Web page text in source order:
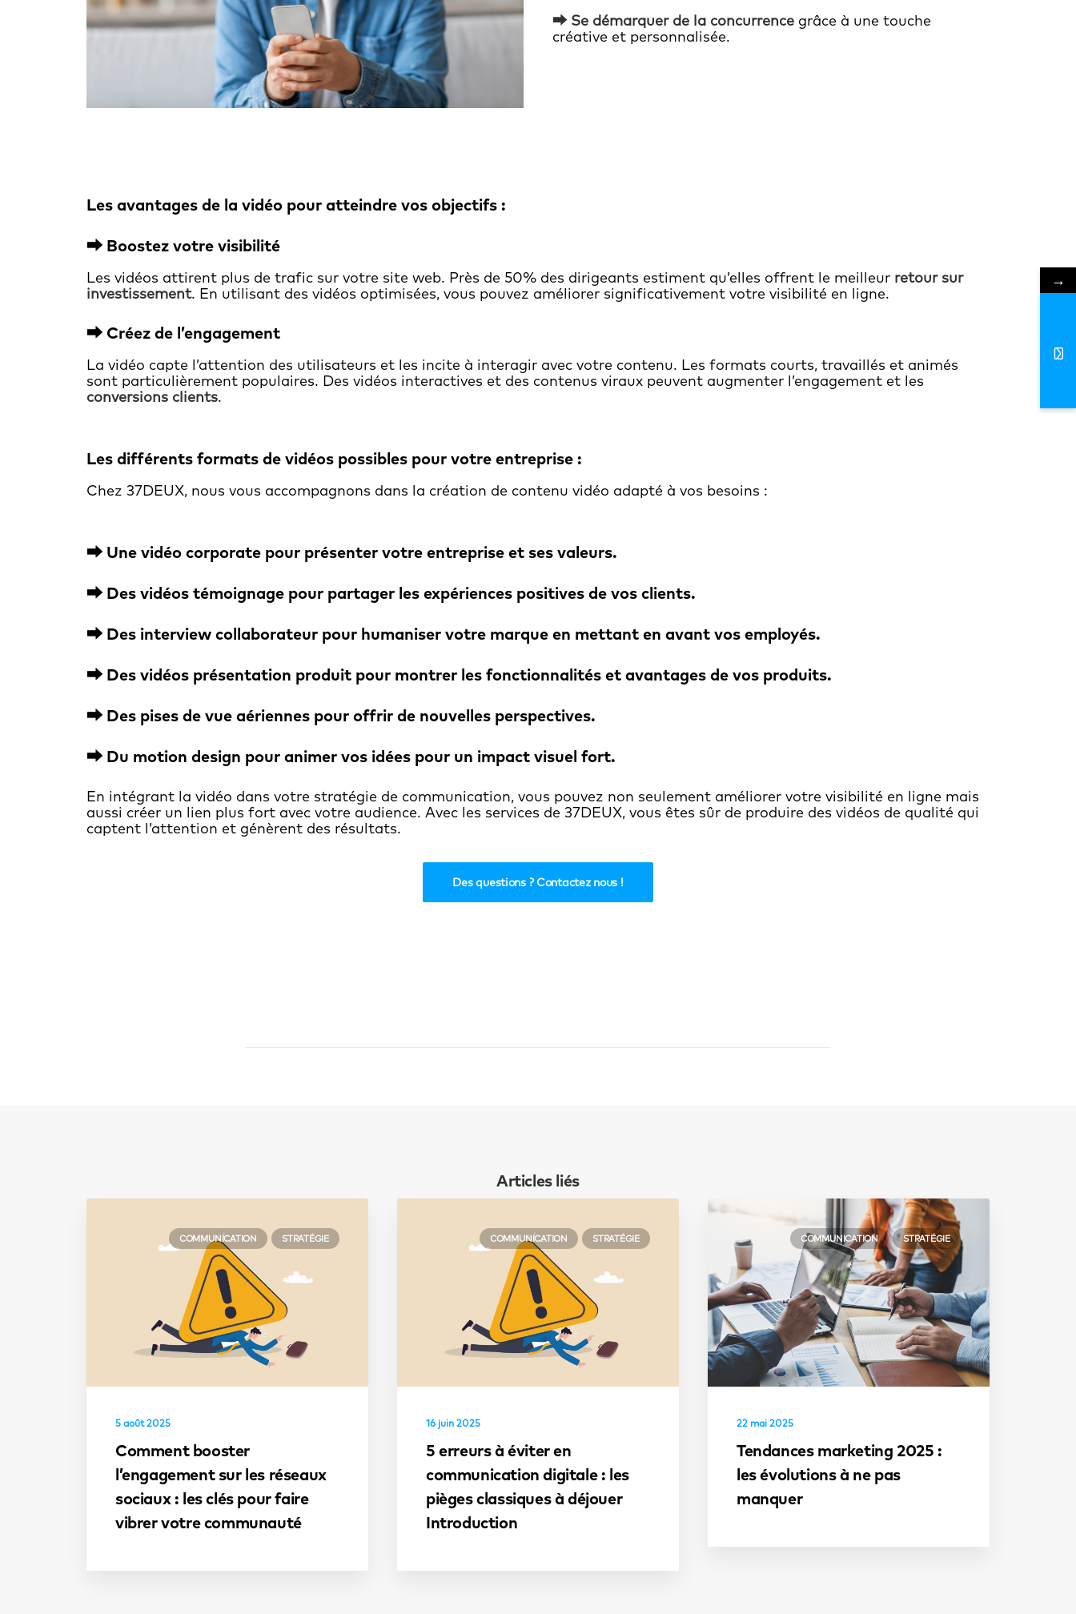
⮕ Se démarquer de la concurrence grâce à une touche
créative et personnalisée.
Les avantages de la vidéo pour atteindre vos objectifs :
⮕ Boostez votre visibilité
Les vidéos attirent plus de trafic sur votre site web. Près de 50% des dirigeants estiment qu’elles offrent le meilleur retour sur
investissement. En utilisant des vidéos optimisées, vous pouvez améliorer significativement votre visibilité en ligne.
⮕ Créez de l’engagement
La vidéo capte l’attention des utilisateurs et les incite à interagir avec votre contenu. Les formats courts, travaillés et animés
sont particulièrement populaires. Des vidéos interactives et des contenus viraux peuvent augmenter l’engagement et les
conversions clients.
Les différents formats de vidéos possibles pour votre entreprise :
Chez 37DEUX, nous vous accompagnons dans la création de contenu vidéo adapté à vos besoins :
⮕ Une vidéo corporate pour présenter votre entreprise et ses valeurs.
⮕ Des vidéos témoignage pour partager les expériences positives de vos clients.
⮕ Des interview collaborateur pour humaniser votre marque en mettant en avant vos employés.
⮕ Des vidéos présentation produit pour montrer les fonctionnalités et avantages de vos produits.
⮕ Des pises de vue aériennes pour offrir de nouvelles perspectives.
⮕ Du motion design pour animer vos idées pour un impact visuel fort.
En intégrant la vidéo dans votre stratégie de communication, vous pouvez non seulement améliorer votre visibilité en ligne mais
aussi créer un lien plus fort avec votre audience. Avec les services de 37DEUX, vous êtes sûr de produire des vidéos de qualité qui
captent l’attention et génèrent des résultats.
Des questions ? Contactez nous !
Articles liés
COMMUNICATION STRATÉGIE
5 août 2025
Comment booster
l’engagement sur les réseaux
sociaux : les clés pour faire
vibrer votre communauté
COMMUNICATION STRATÉGIE
16 juin 2025
5 erreurs à éviter en
communication digitale : les
pièges classiques à déjouer
Introduction
COMMUNICATION STRATÉGIE
22 mai 2025
Tendances marketing 2025 :
les évolutions à ne pas
manquer
→